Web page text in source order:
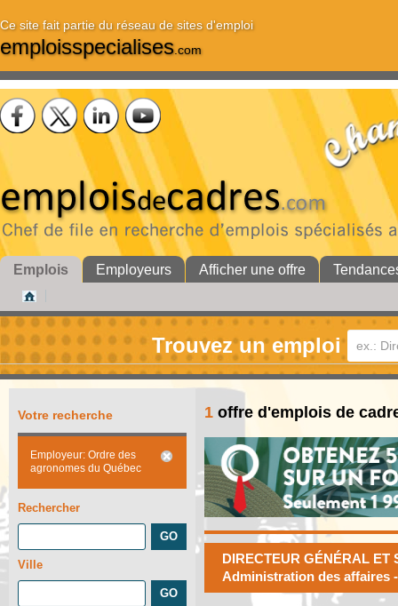
Ce site fait partie du réseau de sites d'emploi
emploisspecialises.com
Emplois Employeurs Afficher une offre
Trouvez un emploi
Votre recherche
Employeur: Ordre des
agronomes du Québec
Rechercher
Ville
1 offre d'emplois de
DIRECTEUR GÉNÉRAL ET
Administration des affaires